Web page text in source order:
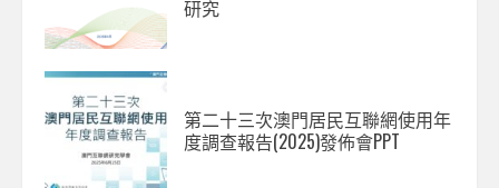
研究
第二十三次澳門居民互聯網使用年
度調查報告(2025)發佈會PPT